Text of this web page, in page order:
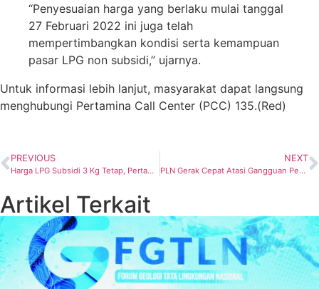
“Penyesuaian harga yang berlaku mulai tanggal
27 Februari 2022 ini juga telah
mempertimbangkan kondisi serta kemampuan
pasar LPG non subsidi,” ujarnya.
Untuk informasi lebih lanjut, masyarakat dapat langsung
menghubungi Pertamina Call Center (PCC) 135.(Red)
PREVIOUS
Harga LPG Subsidi 3 Kg Tetap, Pertamina Pastikan Penyesuaian Hanya Untuk LPG Non Subsidi
NEXT
PLN Gerak Cepat Atasi Gangguan Penghantar 150 kV Ujung Bangkalan Madura
Artikel Terkait